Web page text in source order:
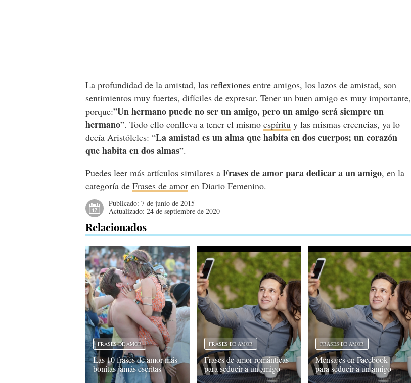
La profundidad de la amistad, las reflexiones entre amigos, los lazos de amistad, son
sentimientos muy fuertes, difíciles de expresar. Tener un buen amigo es muy importante,
porque:”Un hermano puede no ser un amigo, pero un amigo será siempre un
hermano”. Todo ello conlleva a tener el mismoespíritu y las mismas creencias, ya lo
decía Aristóleles: “La amistad es un alma que habita en dos cuerpos; un corazón
que habita en dos almas”.
Puedes leer más artículos similares aFrases de amor para dedicar a un amigo, en la
categoría deFrases de amor en Diario Femenino.
Publicado:7 de junio de 2015
Actualizado:24 de septiembre de 2020
Relacionados
FRASES DE AMOR
Las 10 frases de amor más
bonitas jamás escritas
FRASES DE AMOR
Frases de amor románticas
para seducir a un amigo
FRASES DE AMOR
Mensajes en Facebook
para seducir a un amigo